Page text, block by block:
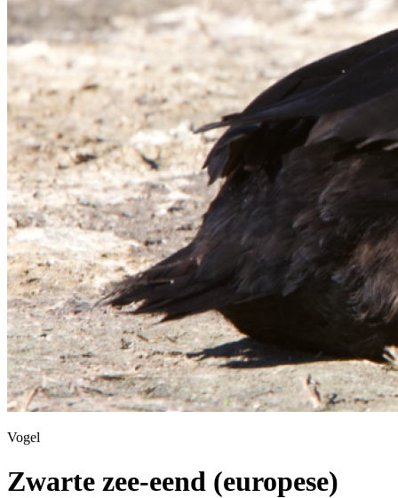
Vogel
Zwarte zee-eend (europese)